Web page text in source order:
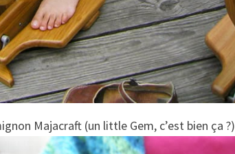
Majacraft (un little Gem, c’est bien ça ?)